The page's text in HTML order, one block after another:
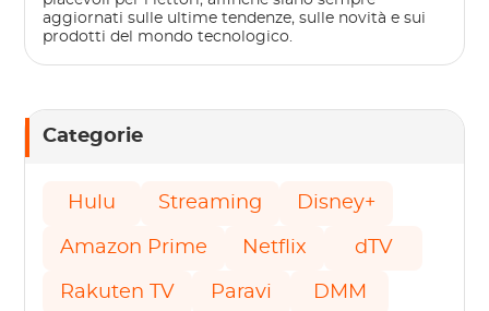
aggiornati sulle ultime tendenze, sulle novità e sui
prodotti del mondo tecnologico.
Categorie
Hulu Streaming Disney+
Amazon Prime Netflix dTV
Rakuten TV Paravi DMM